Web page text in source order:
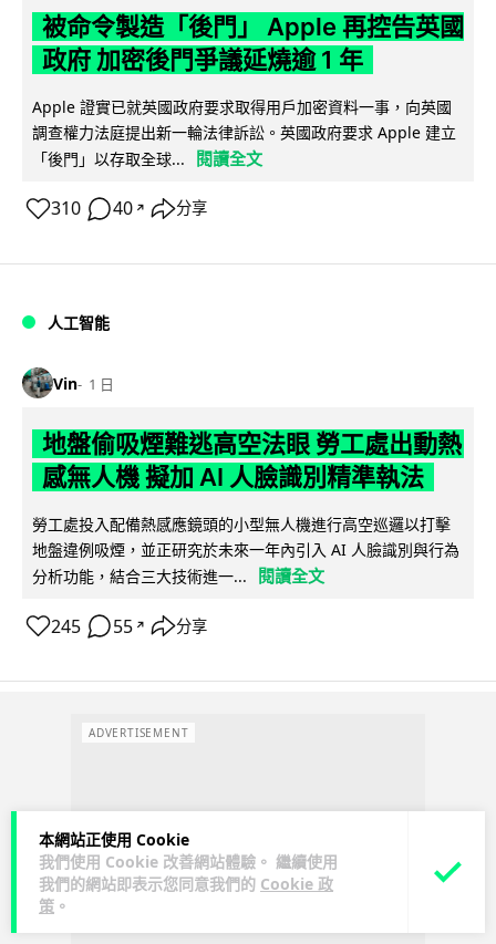
本網站正使用 Cookie
我們使用 Cookie 改善網站體驗。 繼續使用
我們的網站即表示您同意我們的 Cookie 政
策 。
被命令製造「後門」 Apple 再控告英國
政府 加密後門爭議延燒逾 1 年
Apple 證實已就英國政府要求取得用戶加密資料一事，向英國
調查權力法庭提出新一輪法律訴訟。英國政府要求 Apple 建立
「後門」以存取全球...
閱讀全文
310 40 ↗ 分享
人工智能
Vin 1 日
地盤偷吸煙難逃高空法眼 勞工處出動熱
感無人機 擬加 AI 人臉識別精準執法
勞工處投入配備熱感應鏡頭的小型無人機進行高空巡邏以打擊
地盤違例吸煙，並正研究於未來一年內引入 AI 人臉識別與行為
分析功能，結合三大技術進一...
閱讀全文
245 55 ↗ 分享
ADVERTISEMENT